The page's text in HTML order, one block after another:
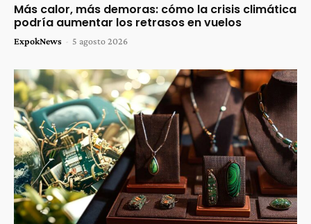
Más calor, más demoras: cómo la crisis climática
podría aumentar los retrasos en vuelos
ExpokNews - 5 agosto 2026